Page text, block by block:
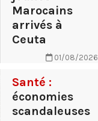
Marocains
arrivés à
Ceuta
01/08/2026
Santé :
économies
scandaleuses